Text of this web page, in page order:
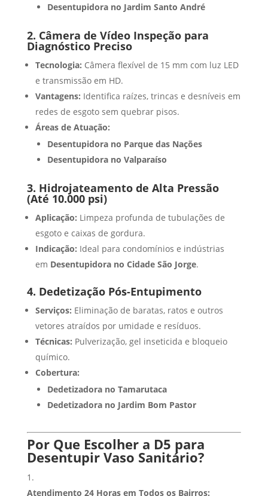
Desentupidora no Jardim Santo André
2. Câmera de Vídeo Inspeção para
Diagnóstico Preciso
Tecnologia: Câmera flexível de 15 mm com luz LED
e transmissão em HD.
Vantagens: Identifica raízes, trincas e desníveis em
redes de esgoto sem quebrar pisos.
Áreas de Atuação:
Desentupidora no Parque das Nações
Desentupidora no Valparaíso
3. Hidrojateamento de Alta Pressão
(Até 10.000 psi)
Aplicação: Limpeza profunda de tubulações de
esgoto e caixas de gordura.
Indicação: Ideal para condomínios e indústrias
em Desentupidora no Cidade São Jorge.
4. Dedetização Pós-Entupimento
Serviços: Eliminação de baratas, ratos e outros
vetores atraídos por umidade e resíduos.
Técnicas: Pulverização, gel inseticida e bloqueio
químico.
Cobertura:
Dedetizadora no Tamarutaca
Dedetizadora no Jardim Bom Pastor
Por Que Escolher a D5 para
Desentupir Vaso Sanitário?
Atendimento 24 Horas em Todos os Bairros: